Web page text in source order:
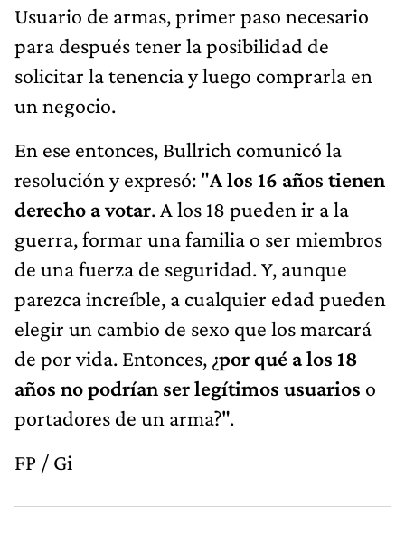
Usuario de armas, primer paso necesario
para después tener la posibilidad de
solicitar la tenencia y luego comprarla en
un negocio.
En ese entonces, Bullrich comunicó la
resolución y expresó: "A los 16 años tienen
derecho a votar. A los 18 pueden ir a la
guerra, formar una familia o ser miembros
de una fuerza de seguridad. Y, aunque
parezca increíble, a cualquier edad pueden
elegir un cambio de sexo que los marcará
de por vida. Entonces, ¿por qué a los 18
años no podrían ser legítimos usuarios o
portadores de un arma?".
FP / Gi